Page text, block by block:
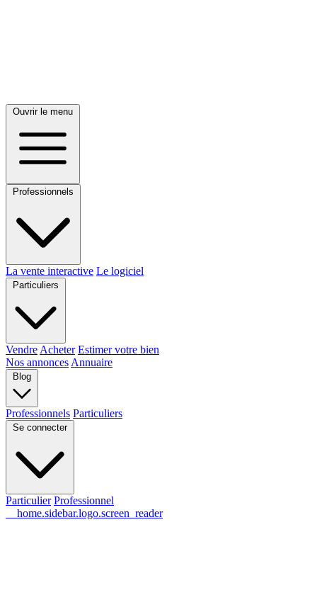
Ouvrir le menu
Professionnels
La vente interactive Le logiciel
Particuliers
Vendre Acheter Estimer votre bien
Nos annonces Annuaire
Blog
Professionnels Particuliers
Se connecter
Particulier Professionnel
__home.sidebar.logo.screen_reader